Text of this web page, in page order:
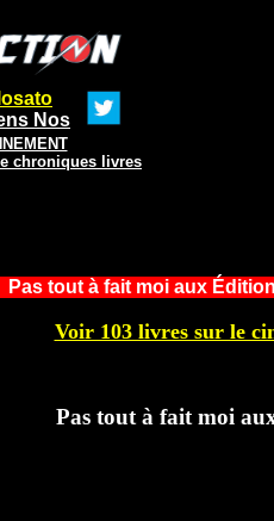
Nos
chroniques livres
Pas tout à fait moi aux
Voir 103 livres sur le
Pas tout à fait moi